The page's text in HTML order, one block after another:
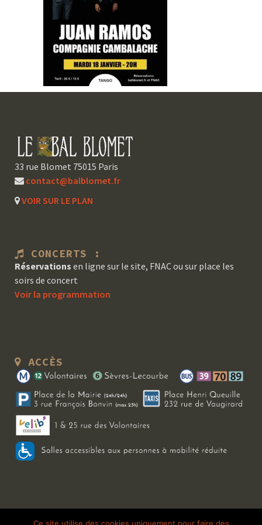
33 rue Blomet 75015 Paris
contact@balblomet.fr
VOIR SUR LE PLAN
CONCERTS :
Réservations en ligne sur le site, FNAC ou sur place les
soirs de concert
Voir la programmation
ACCÈS
Copyright 2026 Le Bal Blomet | Tous droits réservés | Mentions légales